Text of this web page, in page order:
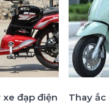
đạp điện Thay